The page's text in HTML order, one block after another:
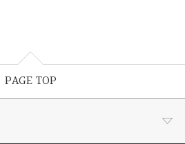
PAGE TOP